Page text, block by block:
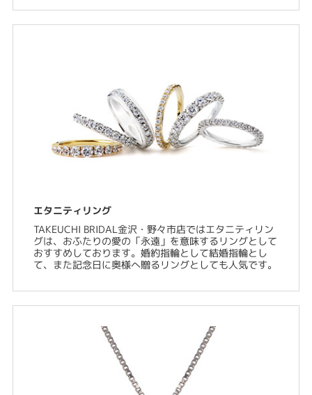
エタニティリング
TAKEUCHI BRIDAL金沢・野々市店ではエタニティリン
グは、おふたりの愛の「永遠」を意味するリングとして
おすすめしております。婚約指輪として結婚指輪とし
て、また記念日に奥様へ贈るリングとしても人気です。